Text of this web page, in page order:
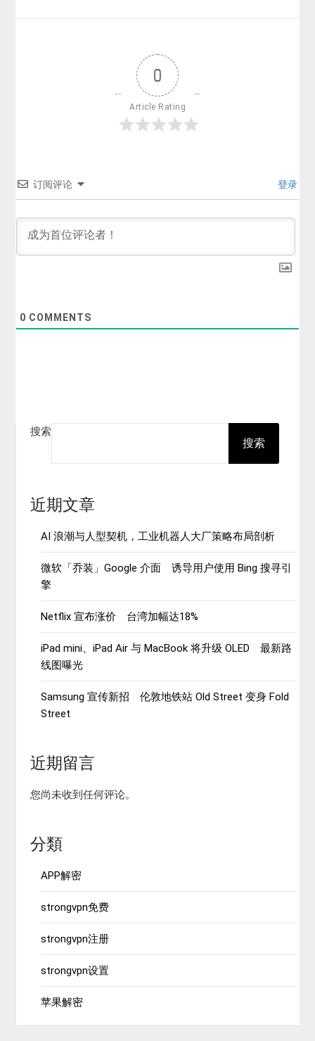
0
Article Rating
订阅评论 登录
0 COMMENTS
搜索
搜索
近期文章
AI 浪潮与人型契机，工业机器人大厂策略布局剖析
微软「乔装」Google 介面 诱导用户使用 Bing 搜寻引
擎
Netflix 宣布涨价 台湾加幅达18%
iPad mini、iPad Air 与 MacBook 将升级 OLED 最新路
线图曝光
Samsung 宣传新招 伦敦地铁站 Old Street 变身 Fold
Street
近期留言
您尚未收到任何评论。
分類
APP解密
strongvpn免费
strongvpn注册
strongvpn设置
苹果解密